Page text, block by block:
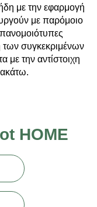
με την εφαρμογή
με παρόμοιο
των συγκεκριμένων
με την αντίστοιχη
HOME